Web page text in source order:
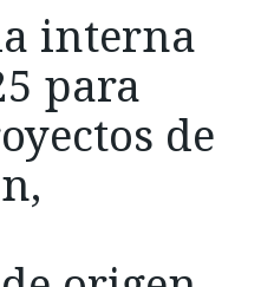
interna
para
de